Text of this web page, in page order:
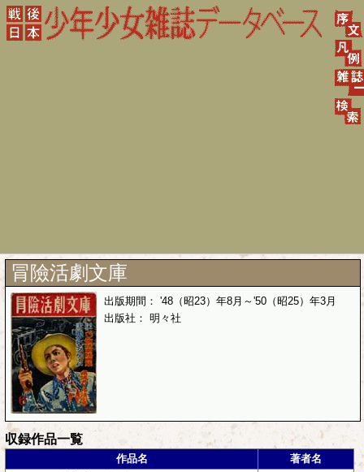
冐險活劇文庫
出版期間： '48（昭23）年8月～'50（昭25）年3月
出版社： 明々社
収録作品一覧
作品名
著者名